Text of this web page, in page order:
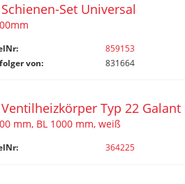
Set Universal
859153
von:
831664
Typ 22 Galant
mm, BL 1000 mm, weiß
364225